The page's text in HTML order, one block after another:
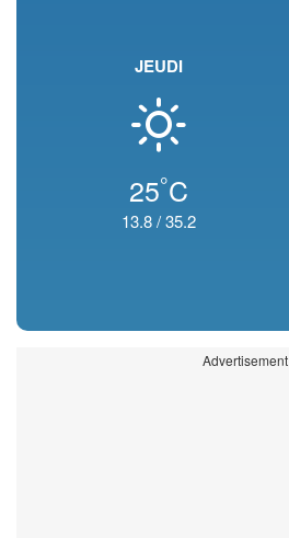
JEUDI
25°C
13.8/35.2
Advertisement